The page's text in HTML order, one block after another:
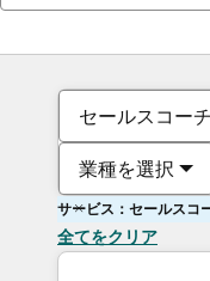
セールスコー
業種を選択
サービス：セールスコ
全てをクリア